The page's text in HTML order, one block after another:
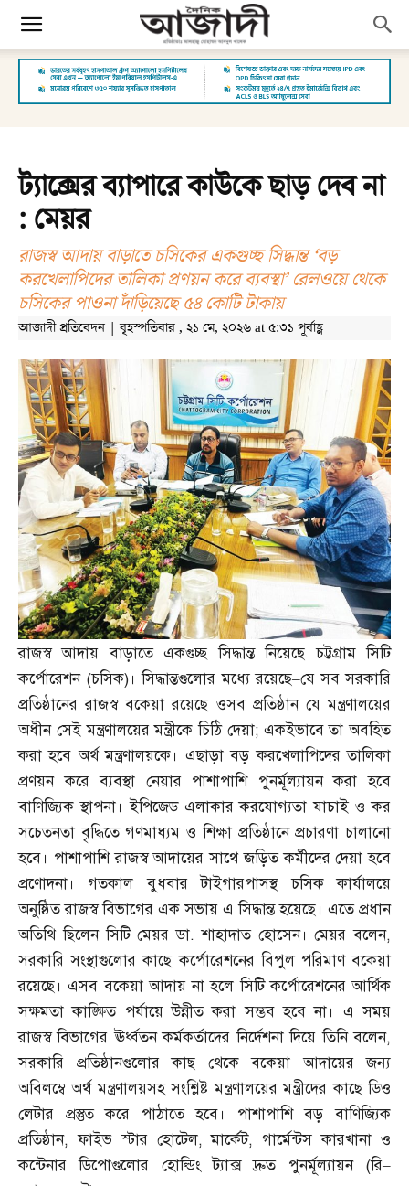
ট্যাক্সের ব্যাপারে কাউকে ছাড় দেব না
: মেয়র
রাজস্ব আদায় বাড়াতে চসিকের একগুচ্ছ সিদ্ধান্ত ‘বড়
করখেলাপিদের তালিকা প্রণয়ন করে ব্যবস্থা’ রেলওয়ে থেকে
চসিকের পাওনা দাঁড়িয়েছে ৫৪ কোটি টাকায়
আজাদী প্রতিবেদন | বৃহস্পতিবার , ২১ মে, ২০২৬ at ৫:৩১ পূর্বাহ্ণ
রাজস্ব আদায় বাড়াতে একগুচ্ছ সিদ্ধান্ত নিয়েছে চট্টগ্রাম সিটি
কর্পোরেশন (চসিক)। সিদ্ধান্তগুলোর মধ্যে রয়েছে–যে সব সরকারি
প্রতিষ্ঠানের রাজস্ব বকেয়া রয়েছে ওসব প্রতিষ্ঠান যে মন্ত্রণালয়ের
অধীন সেই মন্ত্রণালয়ের মন্ত্রীকে চিঠি দেয়া; একইভাবে তা অবহিত
করা হবে অর্থ মন্ত্রণালয়কে। এছাড়া বড় করখেলাপিদের তালিকা
প্রণয়ন করে ব্যবস্থা নেয়ার পাশাপাশি পুনর্মূল্যায়ন করা হবে
বাণিজ্যিক স্থাপনা। ইপিজেড এলাকার করযোগ্যতা যাচাই ও কর
সচেতনতা বৃদ্ধিতে গণমাধ্যম ও শিক্ষা প্রতিষ্ঠানে প্রচারণা চালানো
হবে। পাশাপাশি রাজস্ব আদায়ের সাথে জড়িত কর্মীদের দেয়া হবে
প্রণোদনা। গতকাল বুধবার টাইগারপাসস্থ চসিক কার্যালয়ে
অনুষ্ঠিত রাজস্ব বিভাগের এক সভায় এ সিদ্ধান্ত হয়েছে। এতে প্রধান
অতিথি ছিলেন সিটি মেয়র ডা.শাহাদাত হোসেন। মেয়র বলেন,
সরকারি সংস্থাগুলোর কাছে কর্পোরেশনের বিপুল পরিমাণ বকেয়া
রয়েছে। এসব বকেয়া আদায় না হলে সিটি কর্পোরেশনের আর্থিক
সক্ষমতা কাঙ্ক্ষিত পর্যায়ে উন্নীত করা সম্ভব হবে না। এ সময়
রাজস্ব বিভাগের ঊর্ধ্বতন কর্মকর্তাদের নির্দেশনা দিয়ে তিনি বলেন,
সরকারি প্রতিষ্ঠানগুলোর কাছ থেকে বকেয়া আদায়ের জন্য
অবিলম্বে অর্থ মন্ত্রণালয়সহ সংশ্লিষ্ট মন্ত্রণালয়ের মন্ত্রীদের কাছে ডিও
লেটার প্রস্তুত করে পাঠাতে হবে। পাশাপাশি বড় বাণিজ্যিক
প্রতিষ্ঠান,ফাইভ স্টার হোটেল,মার্কেট,গার্মেন্টস কারখানা ও
কন্টেনার ডিপোগুলোর হোল্ডিং ট্যাক্স দ্রুত পুনর্মূল্যায়ন (রি–